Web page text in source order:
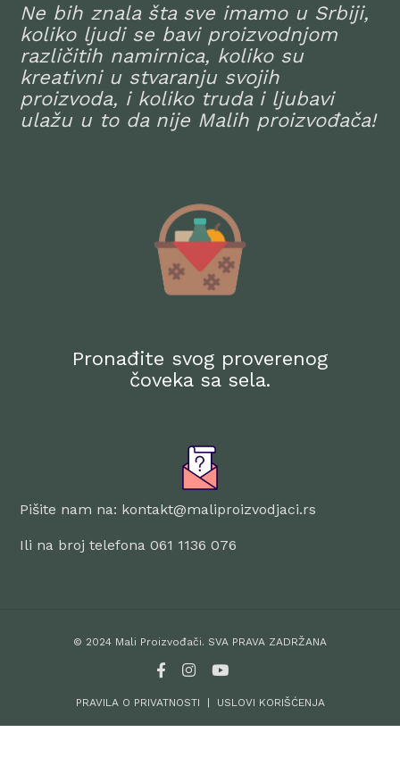
Ne bih znala šta sve imamo u Srbiji,
koliko ljudi se bavi proizvodnjom
različitih namirnica, koliko su
kreativni u stvaranju svojih
proizvoda, i koliko truda i ljubavi
ulažu u to da nije Malih proizvođača!
Pronađite svog proverenog
čoveka sa sela.
Pišite nam na: kontakt@maliproizvodjaci.rs
Ili na broj telefona 061 1136 076
© 2024 Mali Proizvođači. SVA PRAVA ZADRŽANA
PRAVILA O PRIVATNOSTI USLOVI KORIŠĆENJA